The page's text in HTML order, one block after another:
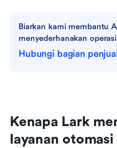
Biarkan kami membantu
menyederhanakan operasi
Hubungi bagian
Kenapa Lark
layanan